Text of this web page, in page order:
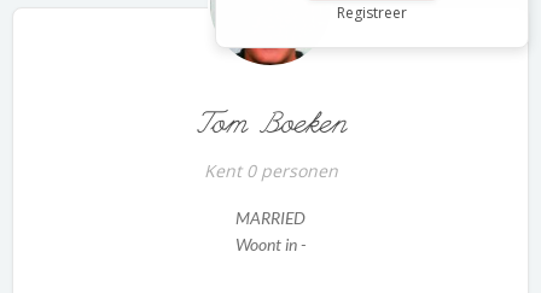
Registreer
Tom Boeken
Kent 0 personen
MARRIED
Woont in -